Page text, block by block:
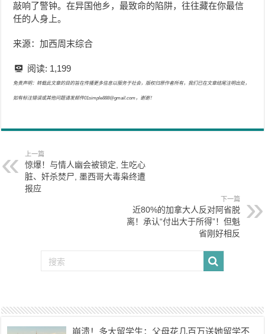
敲响了警钟。在异国他乡，最致命的陷阱，往往藏在你最信
任的人身上。
来源：加西周末综合
阅读: 1,199
免责声明：转载此文章的目的旨在传播更多信息以服务于社会，版权归原作者所有，我们已在文章结尾注明出处，
如有标注错误或其他问题请发邮件01simple888@gmail.com，谢谢！
上一篇
惊爆！与情人幽会被锁定, 生吃心
脏、奸杀焚尸, 墨西哥大毒枭终遭
报应
下一篇
近80%的加拿大人反对阿省脱
离！承认“付出大于所得”！但魁
省刚好相反
崩溃！多大留学生：父母花几百万送她留学不